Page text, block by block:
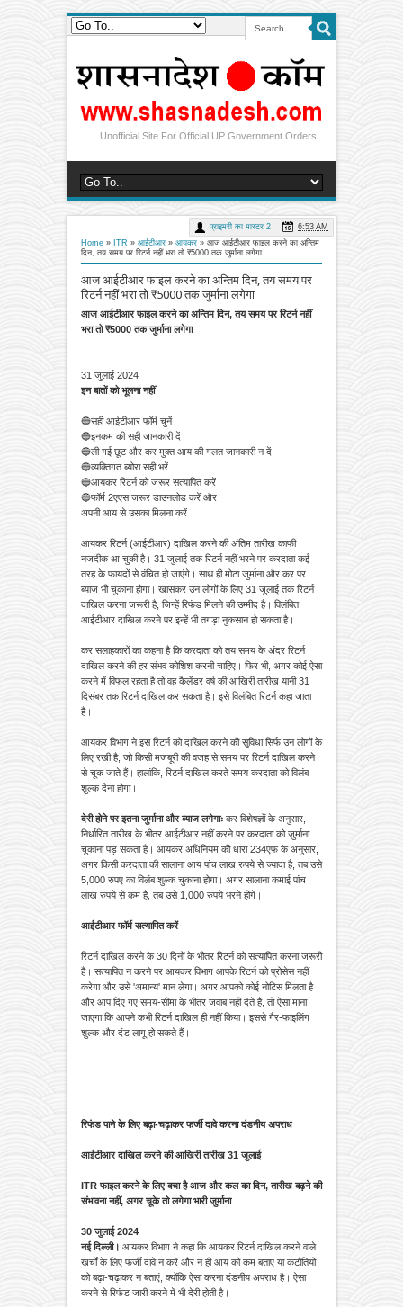
Unofficial Site For Official UP Government Orders
Home » ITR » आईटीआर » आयकर » आज आईटीआर फाइल करने का अन्तिम
दिन, तय समय पर रिटर्न नहीं भरा तो ₹5000 तक जुर्माना लगेगा
आज आईटीआर फाइल करने का अन्तिम दिन, तय समय पर
रिटर्न नहीं भरा तो ₹5000 तक जुर्माना लगेगा
प्राइमरी का मास्टर 2 6:53 AM
आज आईटीआर फाइल करने का अन्तिम दिन, तय समय पर रिटर्न नहीं
भरा तो ₹5000 तक जुर्माना लगेगा
31 जुलाई 2024
इन बातों को भूलना नहीं
🔵सही आईटीआर फॉर्म चुनें
🔵इनकम की सही जानकारी दें
🔵ली गई छूट और कर मुक्त आय की गलत जानकारी न दें
🔵व्यक्तिगत ब्योरा सही भरें
🔵आयकर रिटर्न को जरूर सत्यापित करें
🔵फॉर्म 2एएस जरूर डाउनलोड करें और
अपनी आय से उसका मिलना करें
आयकर रिटर्न (आईटीआर) दाखिल करने की अंतिम तारीख काफी
नजदीक आ चुकी है। 31 जुलाई तक रिटर्न नहीं भरने पर करदाता कई
तरह के फायदों से वंचित हो जाएंगे। साथ ही मोटा जुर्माना और कर पर
ब्याज भी चुकाना होगा। खासकर उन लोगों के लिए 31 जुलाई तक रिटर्न
दाखिल करना जरूरी है, जिन्हें रिफंड मिलने की उम्मीद है। विलंबित
आईटीआर दाखिल करने पर इन्हें भी तगड़ा नुकसान हो सकता है।
कर सलाहकारों का कहना है कि करदाता को तय समय के अंदर रिटर्न
दाखिल करने की हर संभव कोशिश करनी चाहिए। फिर भी, अगर कोई ऐसा
करने में विफल रहता है तो वह कैलेंडर वर्ष की आखिरी तारीख यानी 31
दिसंबर तक रिटर्न दाखिल कर सकता है। इसे विलंबित रिटर्न कहा जाता
है।
आयकर विभाग ने इस रिटर्न को दाखिल करने की सुविधा सिर्फ उन लोगों के
लिए रखी है, जो किसी मजबूरी की वजह से समय पर रिटर्न दाखिल करने
से चूक जाते हैं। हालांकि, रिटर्न दाखिल करते समय करदाता को विलंब
शुल्क देना होगा।
देरी होने पर इतना जुर्माना और व्याज लगेगाः कर विशेषज्ञों के अनुसार,
निर्धारित तारीख के भीतर आईटीआर नहीं करने पर करदाता को जुर्माना
चुकाना पड़ सकता है। आयकर अधिनियम की धारा 234एफ के अनुसार,
अगर किसी करदाता की सालाना आय पांच लाख रुपये से ज्यादा है, तब उसे
5,000 रुपए का विलंब शुल्क चुकाना होगा। अगर सालाना कमाई पांच
लाख रुपये से कम है, तब उसे 1,000 रुपये भरने होंगे।
आईटीआर फॉर्म सत्यापित करें
रिटर्न दाखिल करने के 30 दिनों के भीतर रिटर्न को सत्यापित करना जरूरी
है। सत्यापित न करने पर आयकर विभाग आपके रिटर्न को प्रोसेस नहीं
करेगा और उसे 'अमान्य' मान लेगा। अगर आपको कोई नोटिस मिलता है
और आप दिए गए समय-सीमा के भीतर जवाब नहीं देते हैं, तो ऐसा माना
जाएगा कि आपने कभी रिटर्न दाखिल ही नहीं किया। इससे गैर-फाइलिंग
शुल्क और दंड लागू हो सकते हैं।
रिफंड पाने के लिए बढ़ा-चढ़ाकर फर्जी दावे करना दंडनीय अपराध
आईटीआर दाखिल करने की आखिरी तारीख 31 जुलाई
ITR फाइल करने के लिए बचा है आज और कल का दिन, तारीख बढ़ने की
संभावना नहीं, अगर चूके तो लगेगा भारी जुर्माना
30 जुलाई 2024
नई दिल्ली। आयकर विभाग ने कहा कि आयकर रिटर्न दाखिल करने वाले
खर्चों के लिए फर्जी दावे न करें और न ही आय को कम बताएं या कटौतियों
को बढ़ा-चढ़ाकर न बताएं, क्योंकि ऐसा करना दंडनीय अपराध है। ऐसा
करने से रिफंड जारी करने में भी देरी होती है।